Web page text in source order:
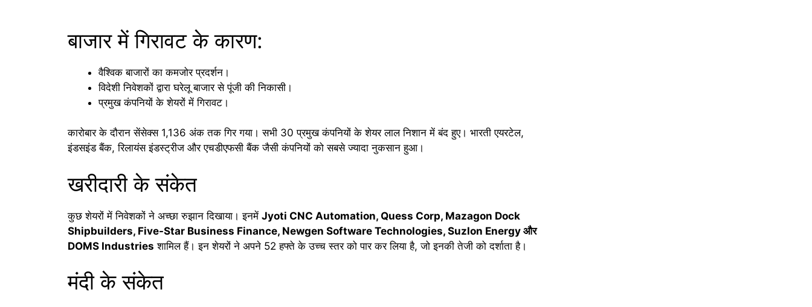
बाजार में गिरावट के कारण:
वैश्विक बाजारों का कमजोर प्रदर्शन।
विदेशी निवेशकों द्वारा घरेलू बाजार से पूंजी की निकासी।
प्रमुख कंपनियों के शेयरों में गिरावट।
कारोबार के दौरान सेंसेक्स 1,136 अंक तक गिर गया। सभी 30 प्रमुख कंपनियों के शेयर लाल निशान में बंद हुए। भारती एयरटेल,
इंडसइंड बैंक, रिलायंस इंडस्ट्रीज और एचडीएफसी बैंक जैसी कंपनियों को सबसे ज्यादा नुकसान हुआ।
खरीदारी के संकेत
कुछ शेयरों में निवेशकों ने अच्छा रुझान दिखाया। इनमें Jyoti CNC Automation, Quess Corp, Mazagon Dock
Shipbuilders, Five-Star Business Finance, Newgen Software Technologies, Suzlon Energy और
DOMS Industries शामिल हैं। इन शेयरों ने अपने 52 हफ्ते के उच्च स्तर को पार कर लिया है, जो इनकी तेजी को दर्शाता है।
मंदी के संकेत